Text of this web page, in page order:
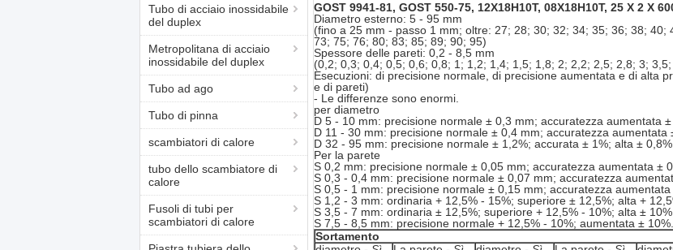
Tubo di acciaio inossidabile
del duplex
Metropolitana di acciaio
inossidabile del duplex
Tubo ad ago
Tubo di pinna
scambiatori di calore
tubo dello scambiatore di
calore
Fusoli di tubi per
scambiatori di calore
GOST 9941-81, GOST 550-75, 12X18H10T, 08X18H10T, 25 X 2 X
Diametro esterno: 5 - 95 mm
(fino a 25 mm - passo 1 mm; oltre: 27; 28; 30; 32; 34; 35; 36; 38;
73; 75; 76; 80; 83; 85; 89; 90; 95)
Spessore delle pareti: 0,2 - 8,5 mm
(0,2; 0,3; 0,4; 0,5; 0,6; 0,8; 1; 1,2; 1,4; 1,5; 1,8; 2; 2,2; 2,5; 2,8; 3;
Esecuzioni: di precisione normale, di precisione aumentata e di alta
e di pareti)
- Le differenze sono enormi.
per diametro
D 5 - 10 mm: precisione normale ± 0,3 mm; accuratezza aumentata
D 11 - 30 mm: precisione normale ± 0,4 mm; accuratezza aumentata
D 32 - 95 mm: precisione normale ± 1,2%; accurata ± 1%; alta ± 0,8%.
Per la parete
S 0,2 mm: precisione normale ± 0,05 mm; accuratezza aumentata ±
S 0,3 - 0,4 mm: precisione normale ± 0,07 mm; accuratezza
S 0,5 - 1 mm: precisione normale ± 0,15 mm; accuratezza
S 1,2 - 3 mm: ordinaria + 12,5% - 15%; superiore ± 12,5%; alta +
S 3,5 - 7 mm: ordinaria ± 12,5%; superiore + 12,5% - 10%; alta ± 10%
S 7,5 - 8,5 mm: precisione normale + 12,5% - 10%; aumentata ± 10%.
Sortamento